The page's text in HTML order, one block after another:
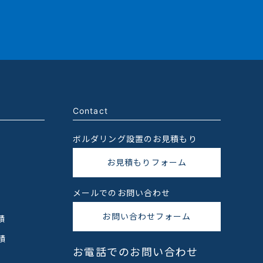
Contact
ボルダリング設置のお見積もり
お見積もりフォーム
メールでのお問い合わせ
お問い合わせフォーム
お電話でのお問い合わせ